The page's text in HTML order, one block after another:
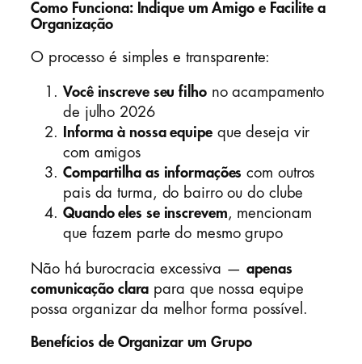
Como Funciona: Indique um Amigo e Facilite a
Organização
O processo é simples e transparente:
Você inscreve seu filhono acampamento
de julho 2026
Informa à nossa equipeque deseja vir
com amigos
Compartilha as informações com outros
pais da turma, do bairro ou do clube
Quando eles se inscrevem, mencionam
que fazem parte do mesmo grupo
Não há burocracia excessiva — apenas
comunicação clara para que nossa equipe
possa organizar da melhor forma possível.
Benefícios de Organizar um Grupo